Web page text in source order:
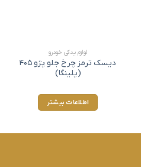
لوازم یدکی خودرو
دیسک ترمز چرخ جلو پژو 405
(پلینگا)
اطلاعات بیشتر